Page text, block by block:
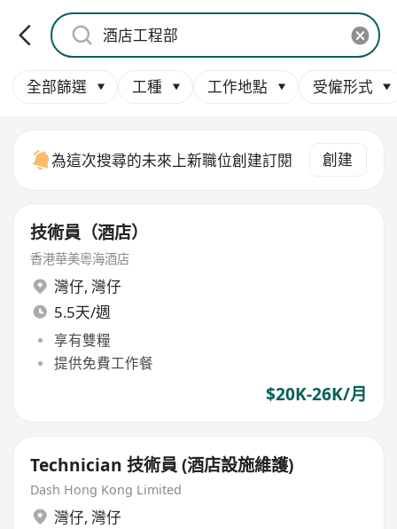
全部篩選 工種 工作地點 受僱形式
為這次搜尋的未來上新職位創建訂閱 創建
技術員（酒店）
香港華美粵海酒店
灣仔, 灣仔
5.5天/週
享有雙糧
提供免費工作餐
$20K-26K/月
Technician 技術員 (酒店設施維護)
Dash Hong Kong Limited
灣仔, 灣仔